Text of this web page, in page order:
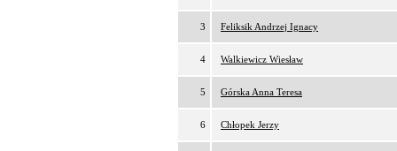
3 Feliksik Andrzej Ignacy
4 Walkiewicz Wiesław
5 Górska Anna Teresa
6 Chłopek Jerzy